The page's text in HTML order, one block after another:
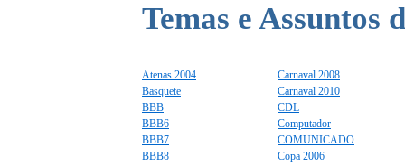
Temas e Assuntos
Atenas 2004
Basquete
BBB
BBB6
BBB7
BBB8
Carnaval 2008
Carnaval 2010
CDL
Computador
COMUNICADO
Copa 2006